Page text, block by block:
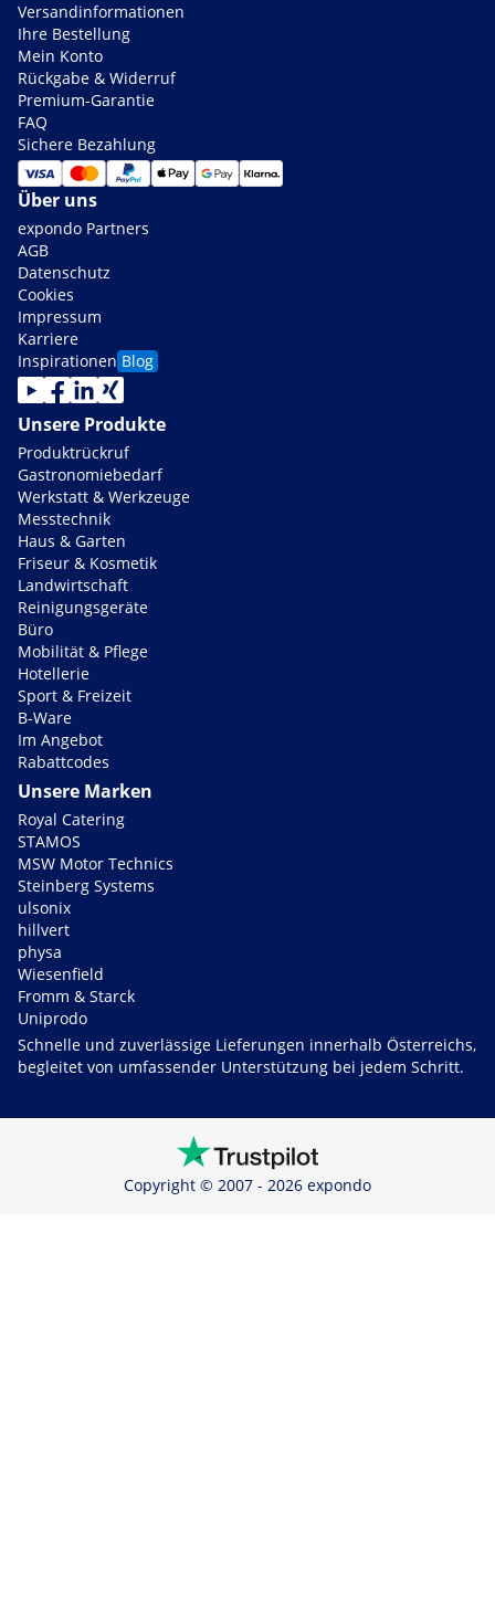
Versandinformationen
Ihre Bestellung
Mein Konto
Rückgabe & Widerruf
Premium-Garantie
FAQ
Sichere Bezahlung
Über uns
expondo Partners
AGB
Datenschutz
Cookies
Impressum
Karriere
Inspirationen Blog
Unsere Produkte
Produktrückruf
Gastronomiebedarf
Werkstatt & Werkzeuge
Messtechnik
Haus & Garten
Friseur & Kosmetik
Landwirtschaft
Reinigungsgeräte
Büro
Mobilität & Pflege
Hotellerie
Sport & Freizeit
B-Ware
Im Angebot
Rabattcodes
Unsere Marken
Royal Catering
STAMOS
MSW Motor Technics
Steinberg Systems
ulsonix
hillvert
physa
Wiesenfield
Fromm & Starck
Uniprodo
Schnelle und zuverlässige Lieferungen innerhalb Österreichs,
begleitet von umfassender Unterstützung bei jedem Schritt.
Copyright © 2007 - 2026 expondo